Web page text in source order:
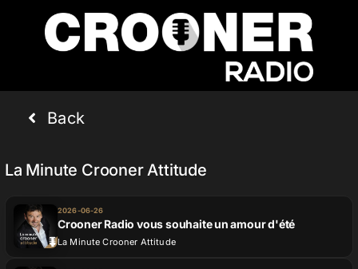
contenu
Accueil
Actualités
Back
La Minute Crooner Attitude
2026-06-26
Crooner Radio vous souhaite un amour d'été
La Minute Crooner Attitude